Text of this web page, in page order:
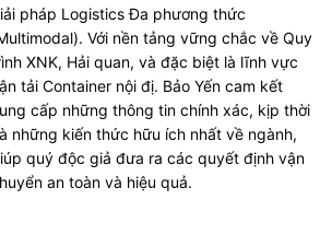
pháp Logistics Đa phương thức
Với nền tảng vững chắc về Quy
XNK, Hải quan, và đặc biệt là lĩnh vực
tải Container nội đị. Bảo Yến cam kết
cấp những thông tin chính xác, kịp thời
những kiến thức hữu ích nhất về ngành,
quý độc giả đưa ra các quyết định vận
an toàn và hiệu quả.